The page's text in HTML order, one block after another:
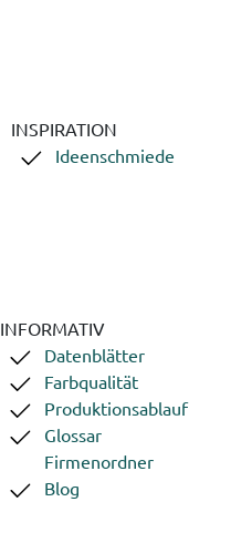
INSPIRATION
Ideenschmiede
INFORMATIV
Datenblätter
Farbqualität
Produktionsablauf
Glossar
Firmenordner
Blog